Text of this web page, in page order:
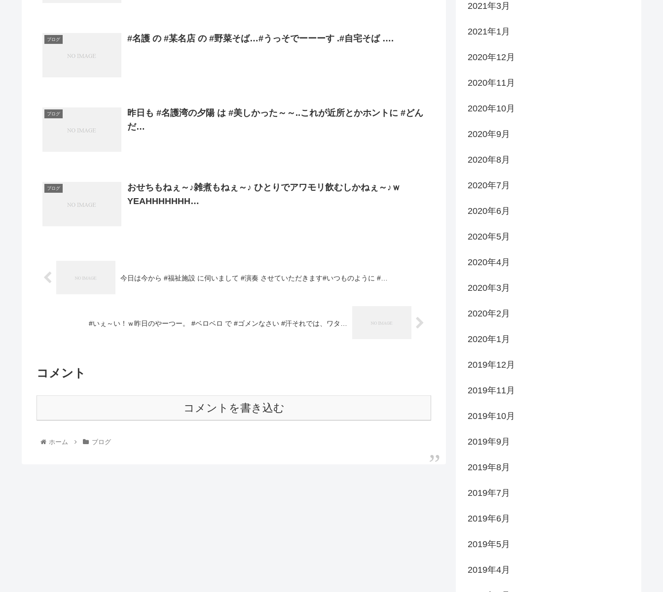
ブログ #名護 の #某名店 の #野菜そば…#うっそでーーーす .#自宅そば ….
ブログ
昨日も #名護湾の夕陽 は #美しかった～～..これが近所とかホントに #どん
だ…
ブログ
おせちもねぇ～♪雑煮もねぇ～♪ ひとりでアワモリ飲むしかねぇ～♪ｗ
YEAHHHHHHH…
今日は今から #福祉施設 に伺いまして #演奏 させていただきます#いつものように #…
#いぇ～い！ｗ昨日のやーつー。 #ベロベロ で #ゴメンなさい #汗それでは、ワタ…
コメント
コメントを書き込む
ホーム ブログ
2021年3月
2021年1月
2020年12月
2020年11月
2020年10月
2020年9月
2020年8月
2020年7月
2020年6月
2020年5月
2020年4月
2020年3月
2020年2月
2020年1月
2019年12月
2019年11月
2019年10月
2019年9月
2019年8月
2019年7月
2019年6月
2019年5月
2019年4月